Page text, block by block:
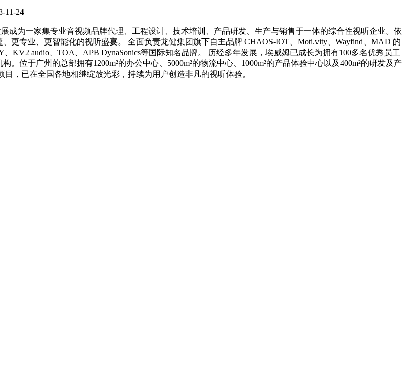
11-24
为一家集专业音视频品牌代理、工程设计、技术培训、产品研发、生产与销售于一体的综合性视听企业。依
更专业、更智能化的视听盛宴。 全面负责龙健集团旗下自主品牌 CHAOS-IOT、Moti.vity、Wayfind、MAD 的
KV2 audio、TOA、APB DynaSonics等国际知名品牌。 历经多年发展，埃威姆已成长为拥有100多名优秀员工
位于广州的总部拥有1200m²的办公中心、5000m²的物流中心、1000m²的产品体验中心以及400m²的研发及产
，已在全国各地相继绽放光彩，持续为用户创造非凡的视听体验。